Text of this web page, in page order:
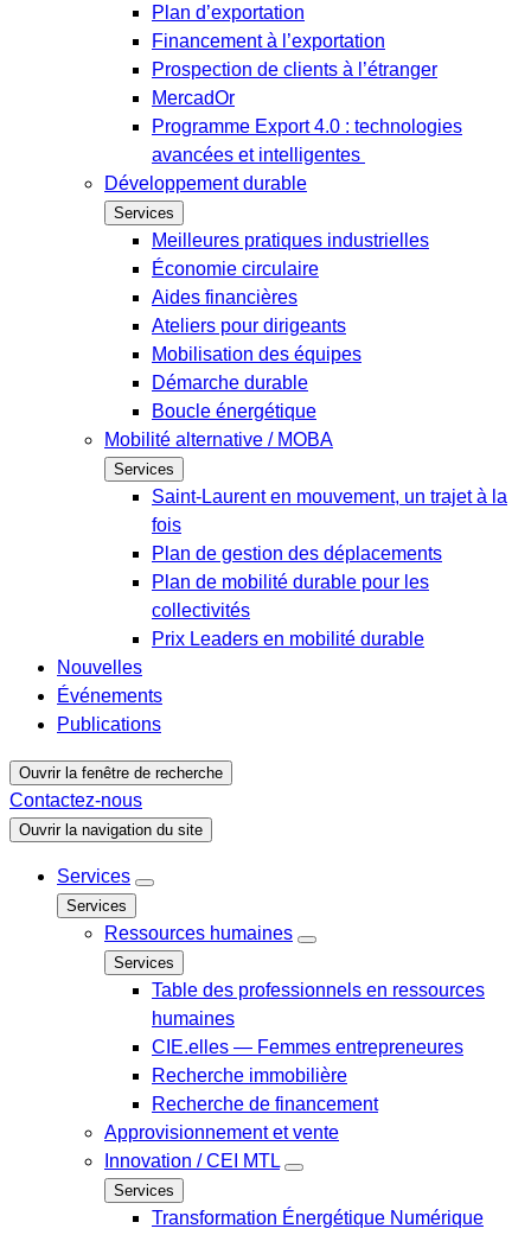
Plan d’exportation
Financement à l’exportation
Prospection de clients à l’étranger
MercadOr
Programme Export 4.0 : technologies
avancées et intelligentes
Développement durable
Services
Meilleures pratiques industrielles
Économie circulaire
Aides financières
Ateliers pour dirigeants
Mobilisation des équipes
Démarche durable
Boucle énergétique
Mobilité alternative / MOBA
Services
Saint-Laurent en mouvement, un trajet à la
fois
Plan de gestion des déplacements
Plan de mobilité durable pour les
collectivités
Prix Leaders en mobilité durable
Nouvelles
Événements
Publications
Ouvrir la fenêtre de recherche
Contactez-nous
Ouvrir la navigation du site
Services
Services
Ressources humaines
Services
Table des professionnels en ressources
humaines
CIE.elles — Femmes entrepreneures
Recherche immobilière
Recherche de financement
Approvisionnement et vente
Innovation / CEI MTL
Services
Transformation Énergétique Numérique